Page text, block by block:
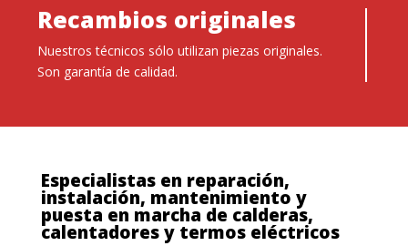
Recambios originales
Nuestros técnicos sólo utilizan piezas originales.
Son garantía de calidad.
Especialistas en reparación,
instalación, mantenimiento y
puesta en marcha de calderas,
calentadores y termos eléctricos